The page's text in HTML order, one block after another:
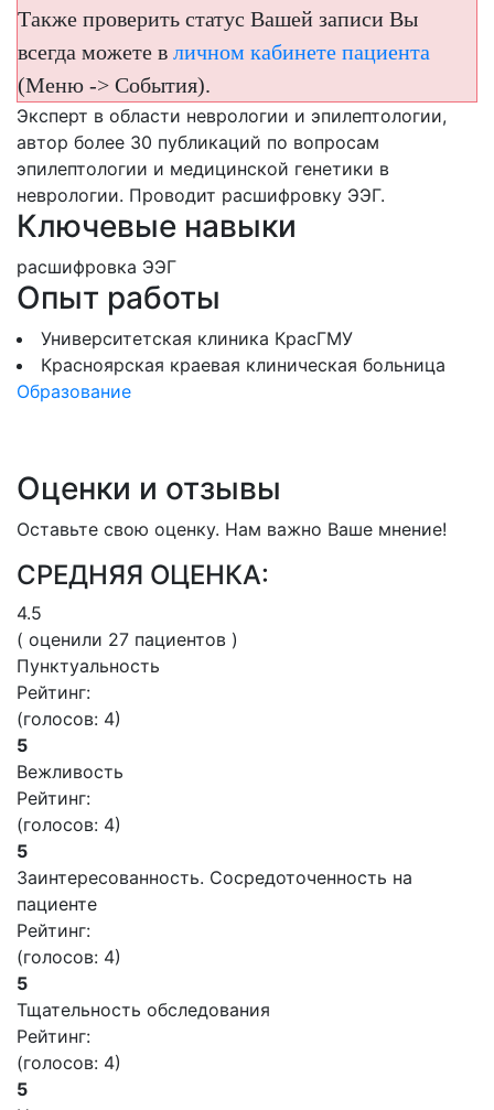
Также проверить статус Вашей записи Вы
всегда можете в личном кабинете пациента
(Меню -> События).
Эксперт в области неврологии и эпилептологии,
автор более 30 публикаций по вопросам
эпилептологии и медицинской генетики в
неврологии. Проводит расшифровку ЭЭГ.
Ключевые навыки
расшифровка ЭЭГ
Опыт работы
Университетская клиника КрасГМУ
Красноярская краевая клиническая больница
Образование
Оценки и отзывы
Оставьте свою оценку. Нам важно Ваше мнение!
СРЕДНЯЯ ОЦЕНКА:
4.5
( оценили 27 пациентов )
Пунктуальность
Рейтинг:
(голосов: 4)
5
Вежливость
Рейтинг:
(голосов: 4)
5
Заинтересованность. Сосредоточенность на
пациенте
Рейтинг:
(голосов: 4)
5
Тщательность обследования
Рейтинг:
(голосов: 4)
5